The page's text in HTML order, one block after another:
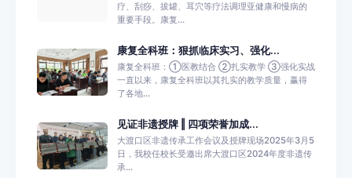
疗、刮痧、拔罐、耳穴等疗法调理亚健康和慢病的
重要手段。康复...
康复全科班：狠抓临床实习、强化...
康复全科班：①医教结合 ②扎实教学 ③强化实战
一直以来，康复全科班以其扎实的教学质量，赢得
了各地...
见证非遗授牌 ‖ 四项荣誉加成...
大渡口区非遗传承工作会议及授牌现场2025年3月5
日，我校任校长受邀出席大渡口区2024年度非遗传
承...